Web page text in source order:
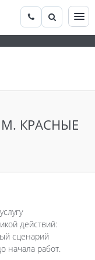
КРАСНЫЕ
действий:
сценарий
начала работ.